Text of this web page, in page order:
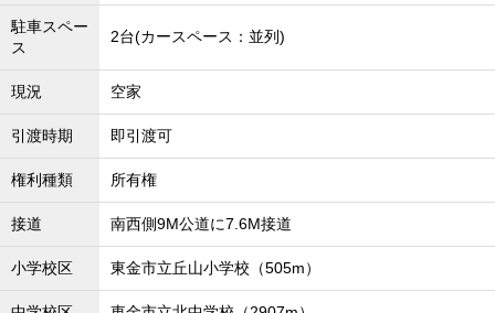
駐車スペー
ス
2台(カースペース：並列)
現況 空家
引渡時期 即引渡可
権利種類 所有権
接道 南西側9M公道に7.6M接道
小学校区 東金市立丘山小学校（505m）
お客様の声
全店舗営業社員募集！